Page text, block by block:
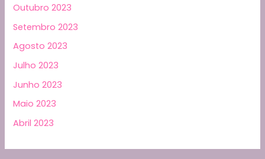
Outubro 2023
Setembro 2023
Agosto 2023
Julho 2023
Junho 2023
Maio 2023
Abril 2023